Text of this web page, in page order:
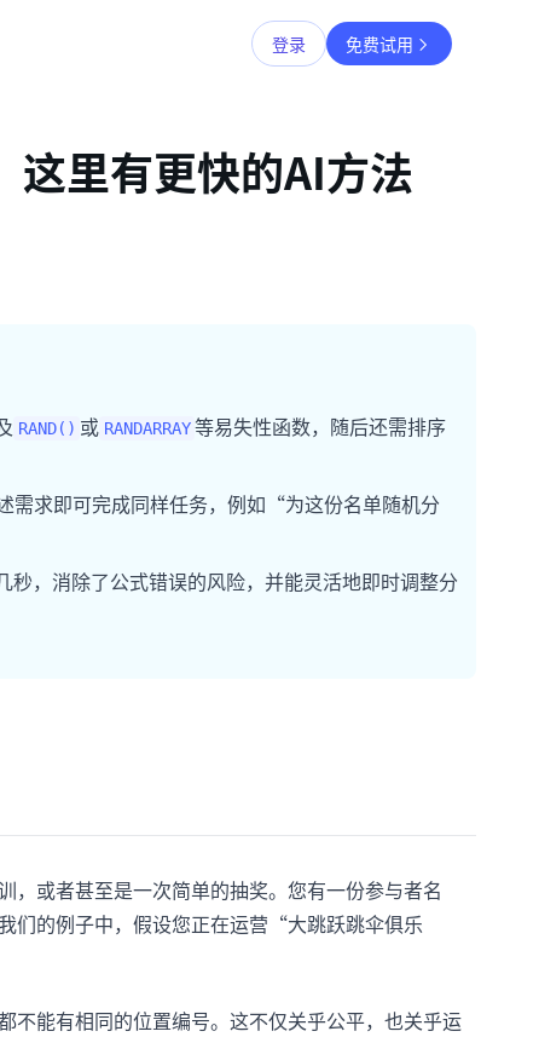
登录 免费试用
这里有更快的AI方法
RAND() 或 RANDARRAY 等易失性函数，随后还需排序
需求即可完成同样任务，例如“为这份名单随机分
，消除了公式错误的风险，并能灵活地即时调整分
，或者甚至是一次简单的抽奖。您有一份参与者名
们的例子中，假设您正在运营“大跳跃跳伞俱乐
不能有相同的位置编号。这不仅关乎公平，也关乎运